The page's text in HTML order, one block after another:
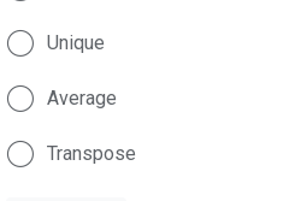
Unique
Average
Transpose